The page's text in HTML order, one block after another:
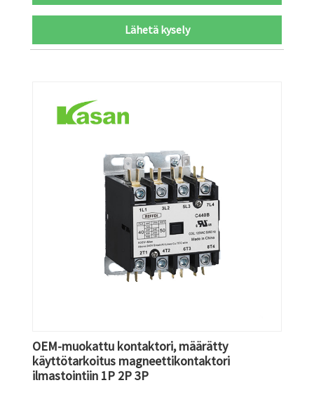
Lähetä kysely
OEM-muokattu kontaktori, määrätty
käyttötarkoitus magneettikontaktori
ilmastointiin 1P 2P 3P